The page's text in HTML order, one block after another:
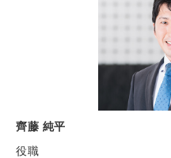
齊藤 純平
役職